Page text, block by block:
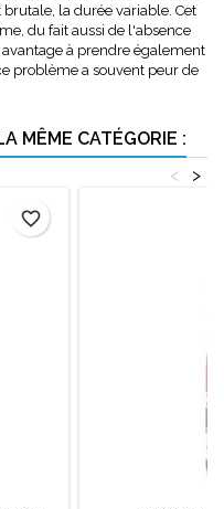
la durée variable. Cet
du fait aussi de l'absence
à prendre également
problème a souvent peur de
MÊME CATÉGORIE :
>
<
favorite_border